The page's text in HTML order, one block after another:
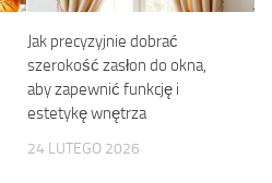
Jak precyzyjnie dobrać
szerokość zasłon do okna,
aby zapewnić funkcję i
estetykę wnętrza
24 LUTEGO 2026